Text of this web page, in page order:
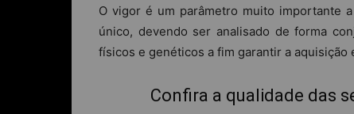
O vigor é um parâmetro muito importante
único, devendo ser analisado de forma
físicos e genéticos a fim garantir a
Confira a qualidade das